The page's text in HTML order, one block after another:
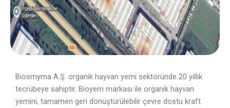
Biosmyrna A.Ş. organik hayvan yemi sektöründe 20 yıllık
tecrübeye sahiptir. Bioyem markası ile organik hayvan
yemini, tamamen geri dönüştürülebilir çevre dostu kraft